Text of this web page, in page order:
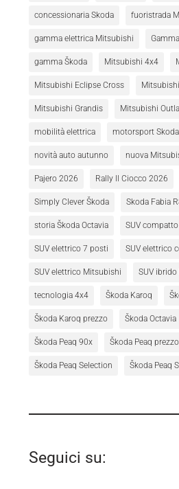
concessionaria Skoda fuoristrada
gamma elettrica Mitsubishi
gamma Škoda Mitsubishi 4x4
Mitsubishi Eclipse Cross
Mitsubishi Grandis Mitsubishi
mobilità elettrica motorsport Skoda
novità auto autunno nuova
Pajero 2026 Rally Il Ciocco 2026
Simply Clever Škoda Skoda Fabia
storia Škoda Octavia SUV
SUV elettrico 7 posti SUV elettrico
SUV elettrico Mitsubishi SUV
tecnologia 4x4 Škoda Karoq
Škoda Karoq prezzo Škoda Octavia
Škoda Peaq 90x Škoda Peaq prezzo
Škoda Peaq Selection Škoda Peaq
Seguici su: